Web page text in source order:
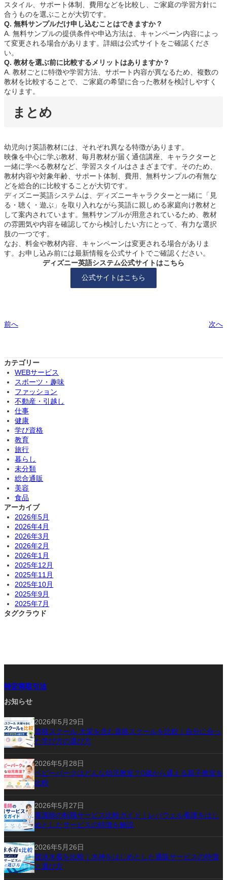
スタイル、サポート体制、費用などを比較し、ご家庭の学習方針に
合うものを選ぶことが大切です。
Q. 無料サンプルだけ申し込むことはできますか？
A. 無料サンプルの提供条件や申込方法は、キャンペーン内容によっ
て変更される場合があります。詳細は公式サイトをご確認くださ
い。
Q. 教材を選ぶ前に比較するメリットはありますか？
A. 教材ごとに特徴や学習方法、サポート内容が異なるため、複数の
教材を比較することで、ご家庭の希望に合った教材を検討しやすく
なります。
まとめ
幼児向け英語教材には、それぞれ異なる特徴があります。
映像を中心に学ぶ教材、毎月教材が届く通信講座、キャラクターと
一緒に学べる教材など、学習スタイルはさまざまです。そのため、
教材内容や対象年齢、サポート体制、費用、無料サンプルの有無な
どを総合的に比較することが大切です。
ディズニー英語システムは、ディズニーキャラクターと一緒に「見
る・聴く・遊ぶ」を取り入れながら英語に親しめる家庭向け教材と
して案内されています。無料サンプルが用意されているため、教材
の雰囲気や内容を確認してから検討したい方にとって、有力な選択
肢の一つです。
なお、料金や教材内容、キャンペーンは変更される場合がありま
す。お申し込み前には最新情報を公式サイトでご確認ください。
ディズニー英語システム公式サイトはこちら
公式サイトはこちら
前へ 次へ
カテゴリー
WEBサービス
スポーツ・趣味
ファッション
不動産・引越し
仕事
健康
学び資格
教育
旅行
暮らし
未分類
総合通販
美容
食品
アーカイブ
2026年5月
2026年4月
2026年3月
2026年2月
2026年1月
2025年12月
2025年11月
2025年10月
2025年9月
2025年7月
タグクラウド
特定商取引法
お知らせ
2026年5月29日
資格スクール 大栄を含む資格スクールを比較｜自分に合っ
た学び方の選び方
2026年5月28日
ベビーパークはどんな幼児教室？0歳から通える親子教室を
比較
2026年5月27日
看護師の転職サービス比較ガイド｜レバウェル看護をはじ
めとしたサービスの特徴を解説
2026年5月26日
競泳水着を比較｜水神をはじめとした通販サービスの特徴
と選び方